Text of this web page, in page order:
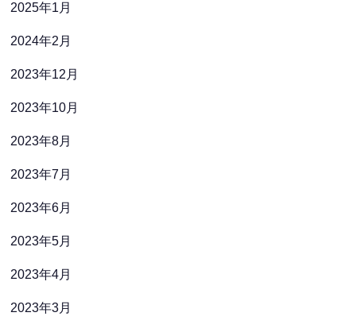
2025年1月
2024年2月
2023年12月
2023年10月
2023年8月
2023年7月
2023年6月
2023年5月
2023年4月
2023年3月